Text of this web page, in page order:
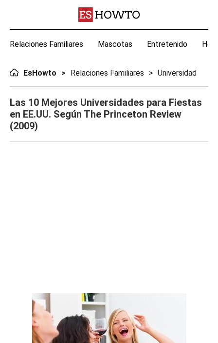
Relaciones Familiares Mascotas Entretenido
EsHowto Relaciones Familiares Universidad
Las 10 Mejores Universidades para Fiestas
en EE.UU. Según The Princeton Review
(2009)